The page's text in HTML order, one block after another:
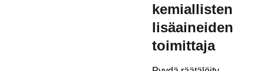
kemiallisten
lisäaineiden
toimittaja